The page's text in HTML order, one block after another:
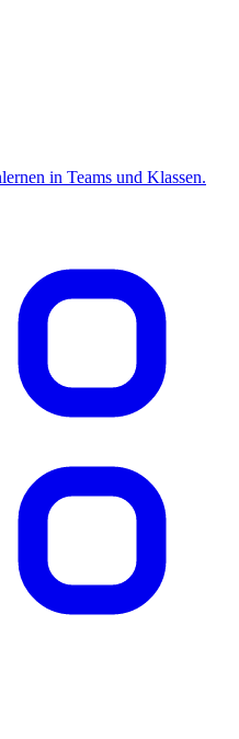
in Teams und Klassen.